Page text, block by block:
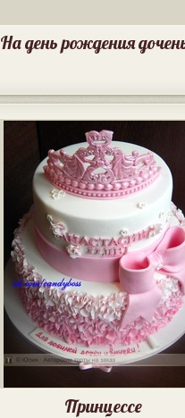
На день рождения
Принцессе